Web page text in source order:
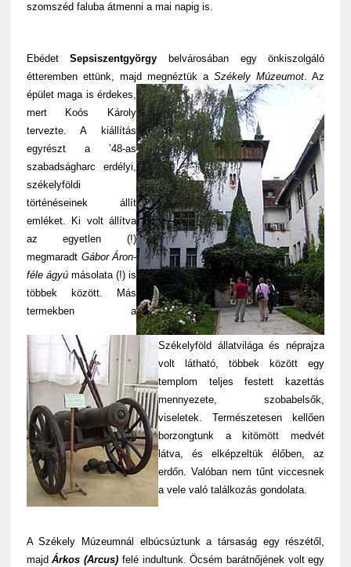
szomszéd faluba átmenni a mai napig is.
EbédetSepsiszentgyörgy belvárosában egy önkiszolgáló
étteremben ettünk, majd megnéztükaSzékely Múzeumot. Az
épület maga is érdekes,
mert Koós Károly
tervezte. A kiállítás
egyrészt a ’48-as
szabadságharc erdélyi,
székelyföldi
történéseinek állít
emléket. Ki volt állítva
az egyetlen (!)
megmaradt Gábor Áron-
féle ágyúmásolata (!) is
többek között.
Más
termekben a
Székelyföld állatvilága és néprajza
volt látható, többek között egy
templom teljes festett kazettás
mennyezete, szobabelsők,
viseletek. Természetesen kellően
borzongtunk a kitömött medvét
látva, és elképzeltük élőben, az
erdőn. Valóban nem tűnt viccesnek
a vele való találkozás gondolata.
A Székely Múzeumnál elbúcsúztunk a társaság egy részétől,
majdÁrkos (Arcus) felé indultunk. Öcsém barátnőjének volt egy